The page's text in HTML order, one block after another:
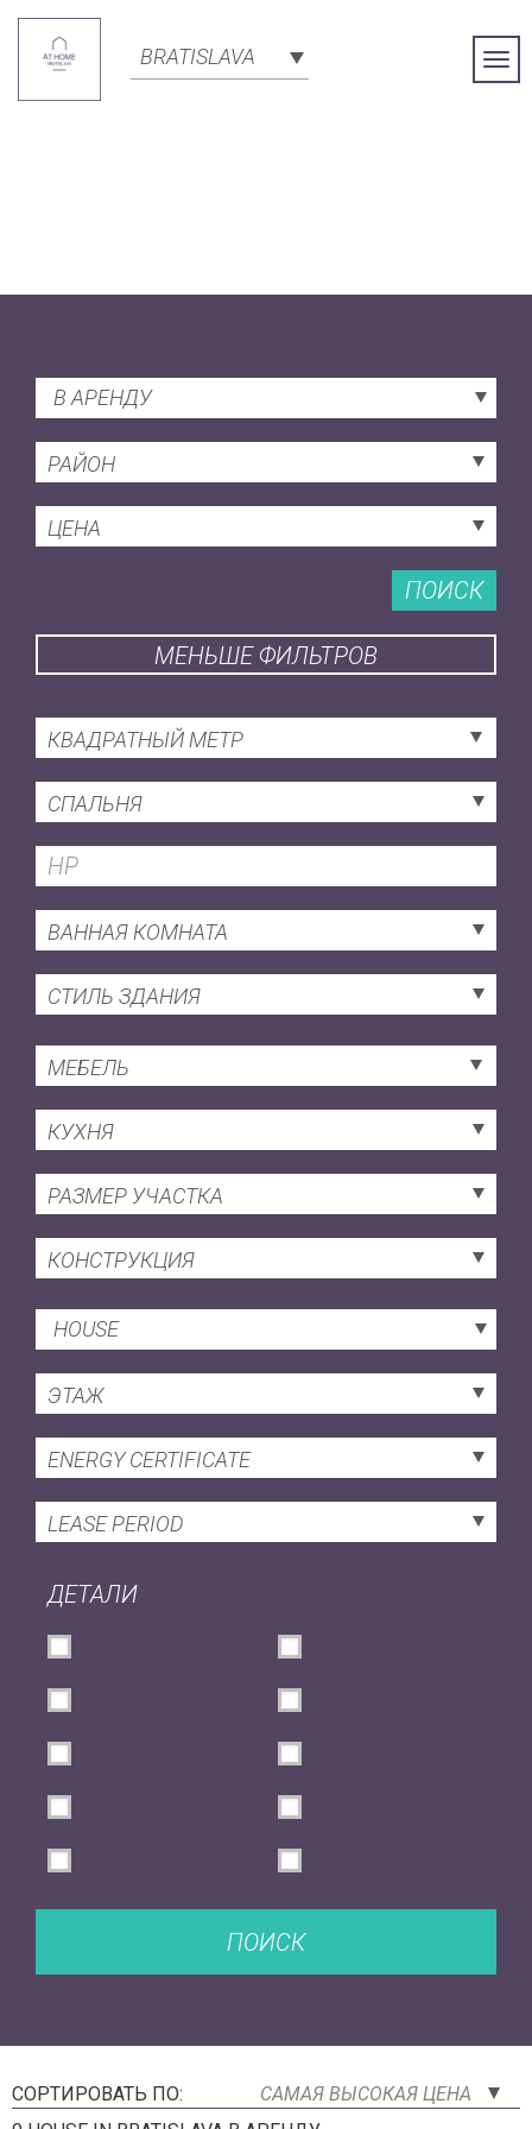
BRATISLAVA
В АРЕНДУ
РАЙОН
ЦЕНА
ПОИСК
МЕНЬШЕ ФИЛЬТРОВ
КВАДРАТНЫЙ МЕТР
СПАЛЬНЯ
ВАННАЯ КОМНАТА
СТИЛЬ ЗДАНИЯ
МЕБЕЛЬ
КУХНЯ
РАЗМЕР УЧАСТКА
КОНСТРУКЦИЯ
HOUSE
ЭТАЖ
ENERGY CERTIFICATE
LEASE PERIOD
ДЕТАЛИ
ПОИСК
СОРТИРОВАТЬ ПО:
САМАЯ ВЫСОКАЯ ЦЕНА